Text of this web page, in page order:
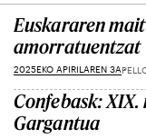
Euskararen
amorratuentzat
2025EKO APIRILAREN 3A
Confebask: XIX.
Gargantua